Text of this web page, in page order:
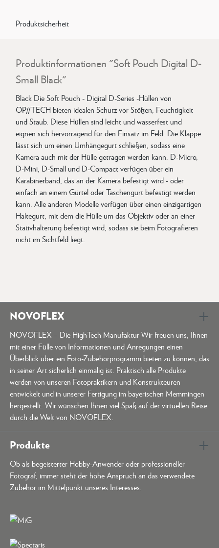
Produktsicherheit
Produktinformationen "Soft Pouch Digital D-
Small Black"
Black Die Soft Pouch - Digital D-Series -Hüllen von
OP//TECH bieten idealen Schutz vor Stößen, Feuchtigkeit
und Staub. Diese Hüllen sind leicht und wasserfest und
eignen sich hervorragend für den Einsatz im Feld. Die Klappe
lässt sich um einen Umhängegurt schließen, sodass eine
Kamera auch mit der Hülle getragen werden kann. D-Micro,
D-Mini, D-Small und D-Compact verfügen über ein
Karabinerband, das an der Kamera befestigt wird - oder
einfach an einem Gürtel oder Taschengurt befestigt werden
kann. Alle anderen Modelle verfügen über einen einzigartigen
Haltegurt, mit dem die Hülle um das Objektiv oder an einer
Stativhalterung befestigt wird, sodass sie beim Fotografieren
nicht im Sichtfeld liegt.
NOVOFLEX
NOVOFLEX – Die HighTech Manufaktur Wir freuen uns, Ihnen
mit einer Fülle von Informationen und Anregungen einen
Überblick über ein Foto-Zubehörprogramm bieten zu können, das
in seiner Art sicherlich einmalig ist. Praktisch alle Produkte
werden von unseren Fotopraktikern und Konstrukteuren
entwickelt und in unserer Fertigung im bayerischen Memmingen
hergestellt. Wir wünschen Ihnen viel Spaß auf der virtuellen Reise
durch die Welt von NOVOFLEX.
Produkte
Ob als begeisterter Hobby-Anwender oder professioneller
Fotograf, immer steht der hohe Anspruch an das verwendete
Zubehör im Mittelpunkt unseres Interesses.